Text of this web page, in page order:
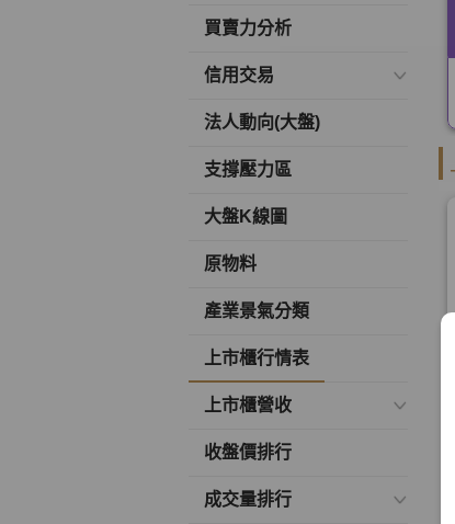
買賣力分析
信用交易
法人動向(大盤)
支撐壓力區
大盤K線圖
原物料
產業景氣分類
上市櫃行情表
上市櫃營收
收盤價排行
成交量排行